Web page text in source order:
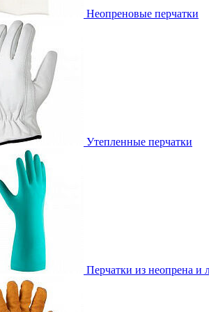
Неопреновые перчатки
Утепленные перчатки
Перчатки из неопрена и